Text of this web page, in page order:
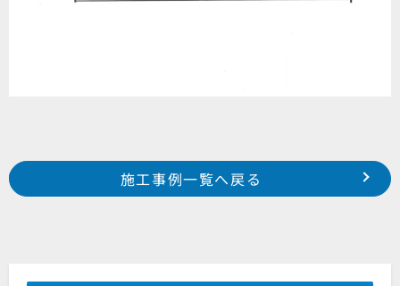
Prev 施工事例一覧へ戻る